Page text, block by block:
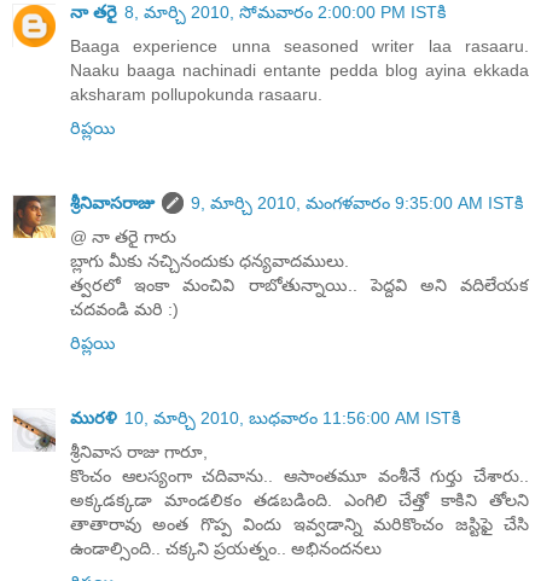
నా తరై 8, మార్చి 2010, సోమవారం 2:00:00 PM ISTకి
Baaga experience unna seasoned writer laa rasaaru.
Naaku baaga nachinadi entante pedda blog ayina ekkada
aksharam pollupokunda rasaaru.
రిప్లయి
శ్రీనివాసరాజు
9, మార్చి 2010, మంగళవారం 9:35:00 AM ISTకి
@ నా తరై గారు
బ్లాగు మీకు నచ్చినందుకు ధన్యవాదములు.
త్వరలో ఇంకా మంచివి రాబోతున్నాయి.. పెద్దవి అని వదిలేయక
చదవండి మరి :)
రిప్లయి
మురళి 10, మార్చి 2010, బుధవారం 11:56:00 AM ISTకి
శ్రీనివాస రాజు గారూ,
కొంచం ఆలస్యంగా చదివాను.. ఆసాంతమూ వంశీనే గుర్తు చేశారు..
అక్కడక్కడా మాండలికం తడబడింది. ఎంగిలి చేత్తో కాకిని తోలని
తాతారావు అంత గొప్ప విందు ఇవ్వడాన్ని మరికొంచం జస్టిఫై చేసి
ఉండాల్సింది.. చక్కని ప్రయత్నం.. అభినందనలు